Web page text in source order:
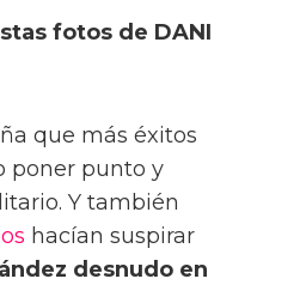
fotos de DANI
que más éxitos
poner punto y
Y también
hacían suspirar
desnudo en